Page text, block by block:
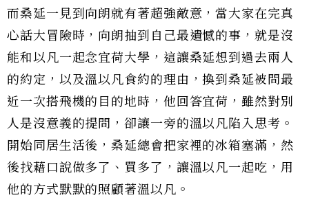
而桑延一見到向朗就有著超強敵意，當大家在完真
心話大冒險時，向朗抽到自己最遺憾的事，就是沒
能和以凡一起念宜荷大學，這讓桑延想到過去兩人
的約定，以及溫以凡食約的理由，換到桑延被問最
近一次搭飛機的目的地時，他回答宜荷，雖然對別
人是沒意義的提問，卻讓一旁的溫以凡陷入思考。
開始同居生活後，桑延總會把家裡的冰箱塞滿，然
後找藉口說做多了、買多了，讓溫以凡一起吃，用
他的方式默默的照顧著溫以凡。